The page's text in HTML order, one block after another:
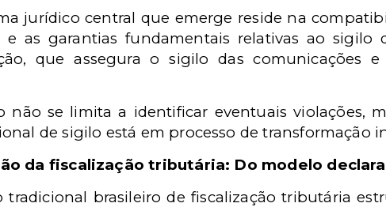
jurídico central que emerge reside na
e as garantias fundamentais relativas ao sigilo
que assegura o sigilo das comunicações
não se limita a identificar eventuais violações,
de sigilo está em processo de transformação
da fiscalização tributária: Do modelo
tradicional brasileiro de fiscalização tributária